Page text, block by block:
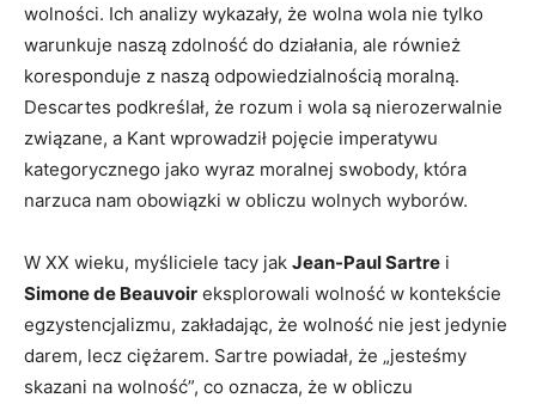
⁤wolności. Ich analizy ⁣wykazały, ​że wolna wola nie tylko⁢
warunkuje naszą zdolność do działania, ale również
koresponduje z naszą odpowiedzialnością moralną.
Descartes podkreślał, że rozum i wola ⁢są ​nierozerwalnie
związane, a‍ Kant wprowadził pojęcie imperatywu
kategorycznego jako wyraz moralnej swobody, która
narzuca nam obowiązki w​ obliczu wolnych‌ wyborów.
W XX wieku, myśliciele tacy​ jak Jean-Paul ⁢Sartre i
Simone de Beauvoir eksplorowali wolność w kontekście
egzystencjalizmu, zakładając, że wolność nie ‍jest jedynie
darem, lecz ciężarem. Sartre powiadał, ⁤że⁣ „jesteśmy
skazani na wolność”, co oznacza, że​ w⁣ obliczu